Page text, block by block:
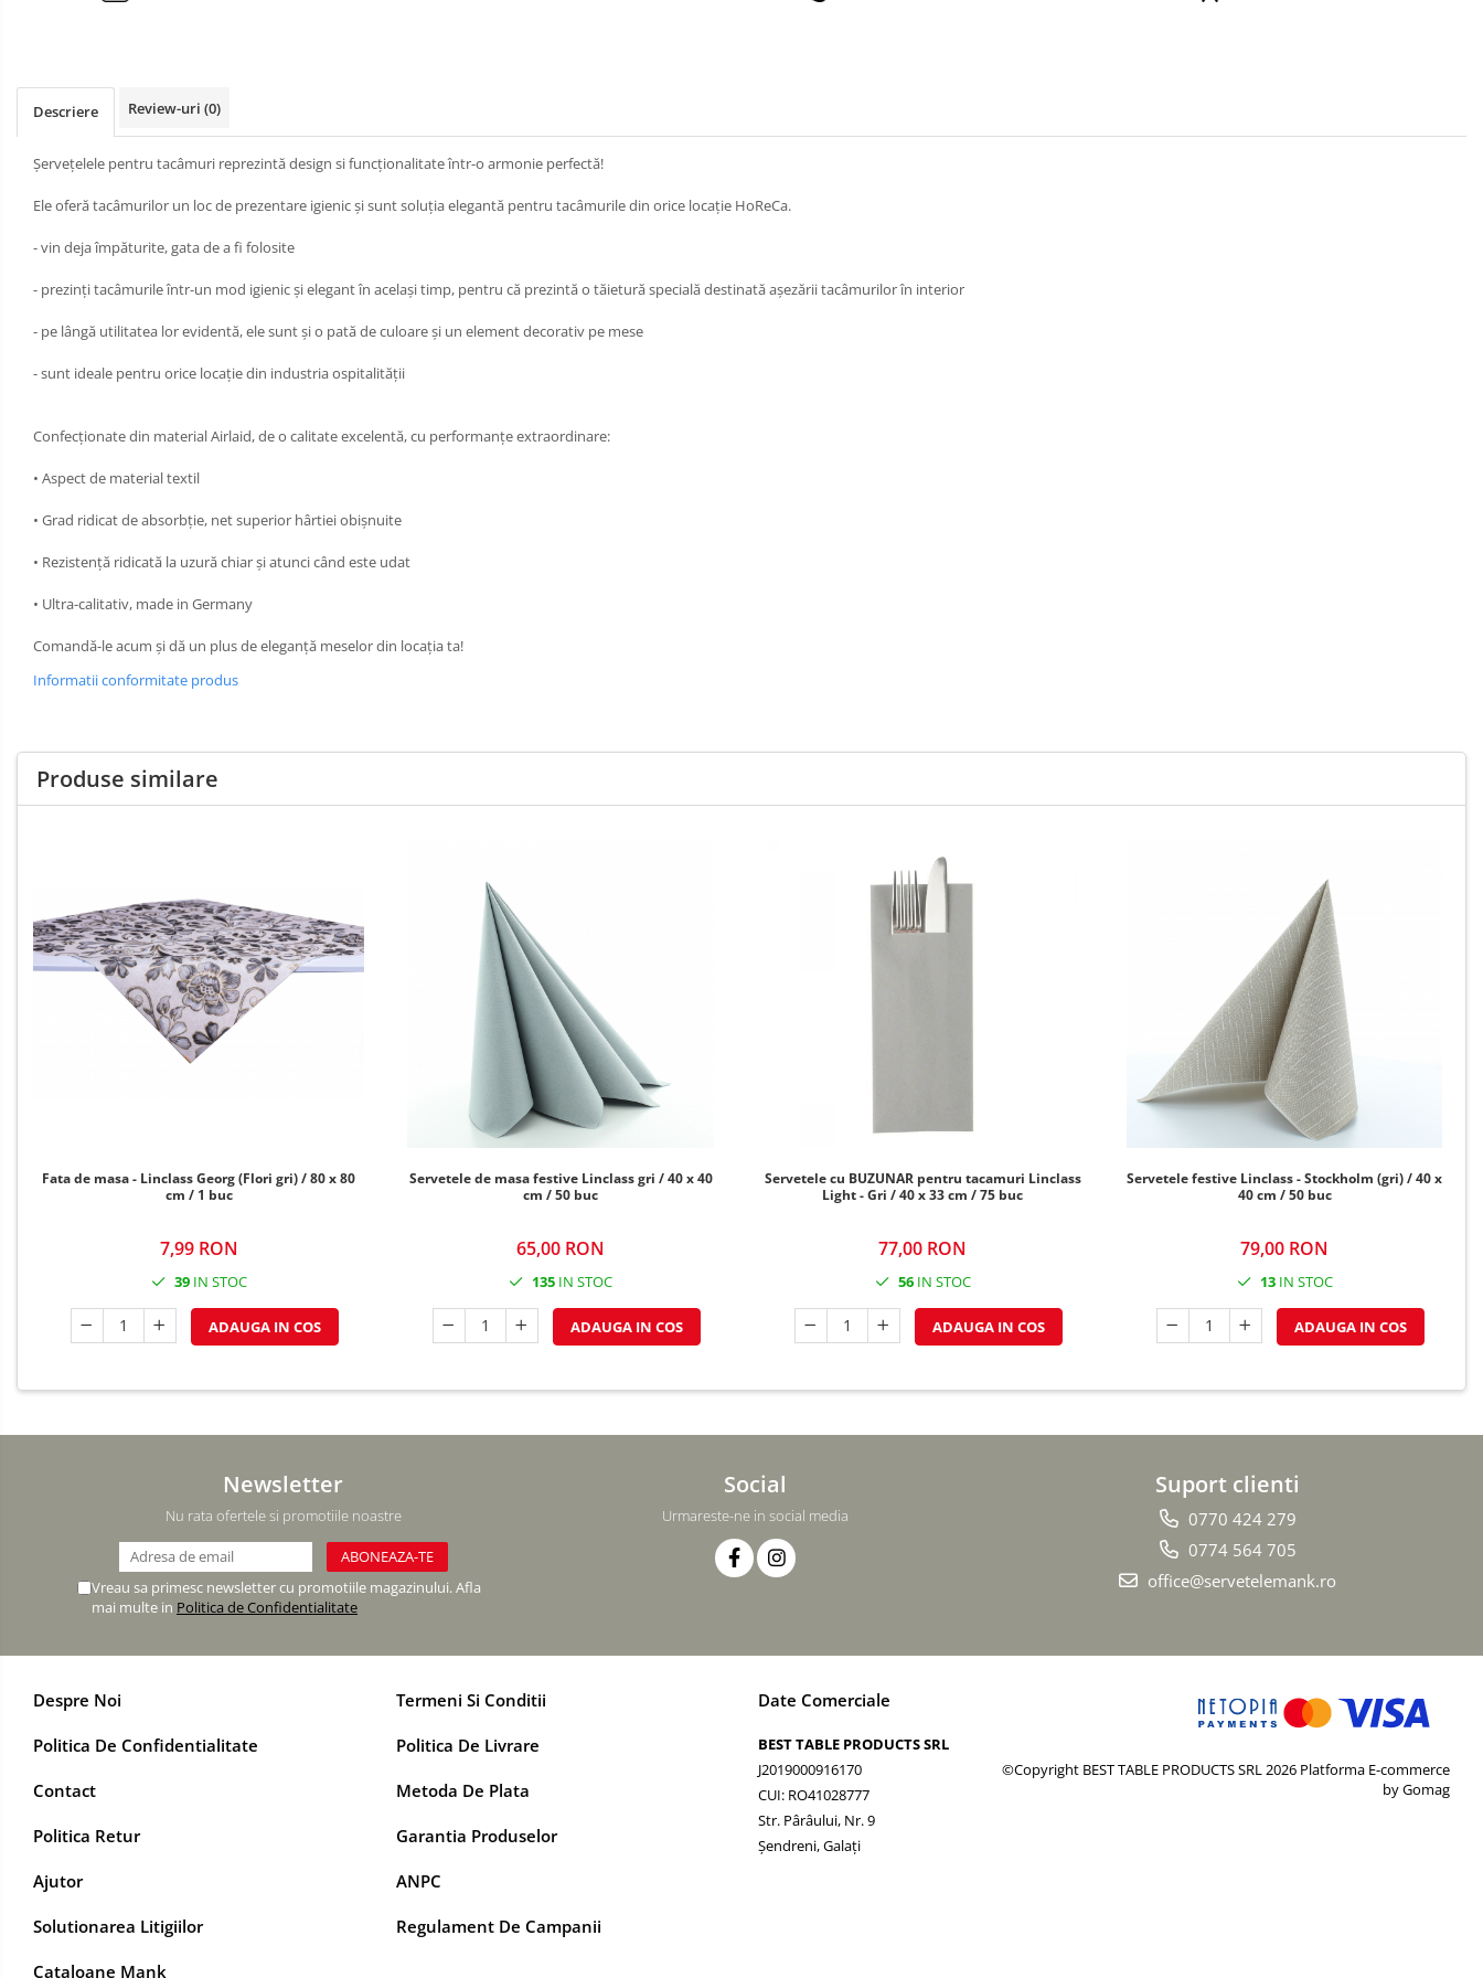
FOLOSINTA
SETURI DE MASA
DECORURI DE MASA TEMATICE
DECOR ALB & IVORY
DECOR LILA & MOV
DECOR ALBASTRU
DECOR ARGINTIU & GRI
DECOR BRONZ
DECOR PORTOCALIU & CARAMIZIU
DECOR CREM
DECOR BEJ & MARO
DECOR ROZ
DECOR BOTEZ
DECOR EVENIMENTE CORPORATE
TEMATICA MEDITERANEANA
TEMATICA BOTANICA / VEGETALA
TEMATICA RUSTICA
TEMATICA ROMANTICA
DECOR CRACIUN & REVELION
TEMATICA FLORALA
DECOR BABY SHOWER
MINI BAX 1+1 GRATUIT
CUMPARA LA PALET
Descriere Review-uri (0)
Șervețelele pentru tacâmuri reprezintă design si funcționalitate într-o armonie perfectă!
Ele oferă tacâmurilor un loc de prezentare igienic și sunt soluția elegantă pentru tacâmurile din orice locație HoReCa.
- vin deja împăturite, gata de a fi folosite
- prezinți tacâmurile într-un mod igienic și elegant în același timp, pentru că prezintă o tăietură specială destinată așezării tacâmurilor în interior
- pe lângă utilitatea lor evidentă, ele sunt și o pată de culoare și un element decorativ pe mese
- sunt ideale pentru orice locație din industria ospitalității
Confecționate din material Airlaid, de o calitate excelentă, cu performanțe extraordinare:
• Aspect de material textil
• Grad ridicat de absorbție, net superior hârtiei obișnuite
• Rezistență ridicată la uzură chiar și atunci când este udat
• Ultra-calitativ, made in Germany
Comandă-le acum și dă un plus de eleganță meselor din locația ta!
Informatii conformitate produs
Produse similare
Fata de masa - Linclass Georg (Flori gri) / 80 x 80
cm / 1 buc
7,99 RON
39IN STOC
ADAUGA IN COS
Servetele de masa festive Linclass gri / 40 x 40
cm / 50 buc
65,00 RON
135 IN STOC
ADAUGA IN COS
Servetele cu BUZUNAR pentru tacamuri Linclass
Light - Gri / 40 x 33 cm / 75 buc
77,00 RON
56IN STOC
ADAUGA IN COS
Servetele festive Linclass - Stockholm (gri) / 40 x
40 cm / 50 buc
79,00 RON
13IN STOC
ADAUGA IN COS
Newsletter
Nu rata ofertele si promotiile noastre
Vreau sa primesc newsletter cu promotiile magazinului. Afla
mai multe in Politica de Confidentialitate
Social
Urmareste-ne in social media
Suport clienti
0770 424 279
0774 564 705
office@servetelemank.ro
Despre Noi
Politica De Confidentialitate
Contact
Politica Retur
Ajutor
Solutionarea Litigiilor
Cataloane Mank
Termeni Si Conditii
Politica De Livrare
Metoda De Plata
Garantia Produselor
ANPC
Regulament De Campanii
Date Comerciale
BEST TABLE PRODUCTS SRL
J2019000916170
CUI: RO41028777
Str. Pârâului, Nr. 9
Șendreni, Galați
©Copyright BEST TABLE PRODUCTS SRL 2026 Platforma E-commerce
by Gomag